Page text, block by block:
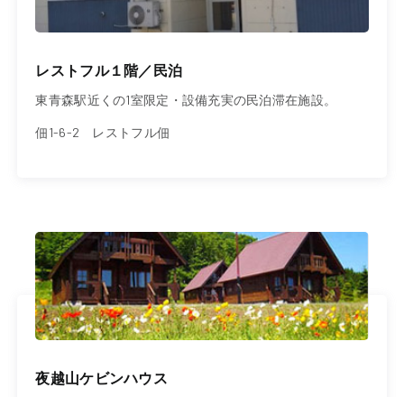
レストフル１階／民泊
東青森駅近くの1室限定・設備充実の民泊滞在施設。
佃1-6-2 レストフル佃
夜越山ケビンハウス